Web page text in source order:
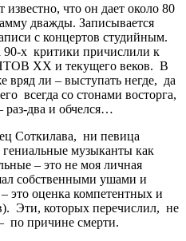
что он дает около 80
дважды. Записывается
с концертов студийным.
90-х критики причислили к
ХХ и текущего веков. В
вряд ли – выступать негде, да
всегда со стонами восторга,
раз-два и обчелся…
Соткилава, ни певица
музыканты как
– это не моя личная
собственными ушами и
это оценка компетентных и
Эти, которых перечислил, не
по причине смерти.